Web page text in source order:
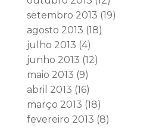
setembro 2013 (19)
agosto 2013 (18)
julho 2013 (4)
junho 2013 (12)
maio 2013 (9)
abril 2013 (16)
março 2013 (18)
fevereiro 2013 (8)